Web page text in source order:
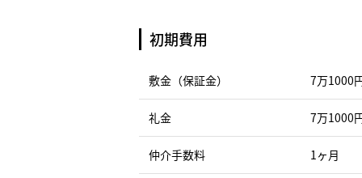
初期費用
敷金（保証金） 7万1000
礼金 7万1000
仲介手数料 1ヶ月